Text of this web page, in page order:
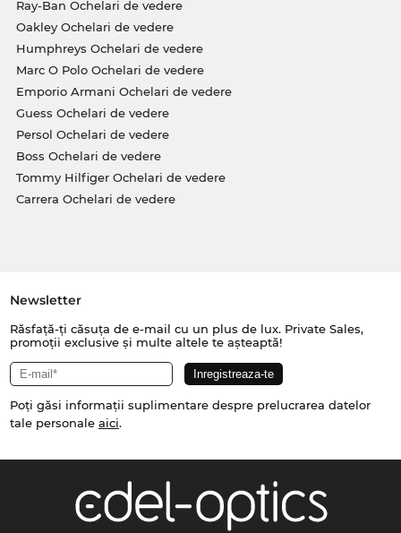
Ray-Ban Ochelari de vedere
Oakley Ochelari de vedere
Humphreys Ochelari de vedere
Marc O Polo Ochelari de vedere
Emporio Armani Ochelari de vedere
Guess Ochelari de vedere
Persol Ochelari de vedere
Boss Ochelari de vedere
Tommy Hilfiger Ochelari de vedere
Carrera Ochelari de vedere
Newsletter
Răsfață-ți căsuța de e-mail cu un plus de lux. Private Sales,
promoții exclusive și multe altele te așteaptă!
Poți găsi informații suplimentare despre prelucrarea datelor
tale personale aici.